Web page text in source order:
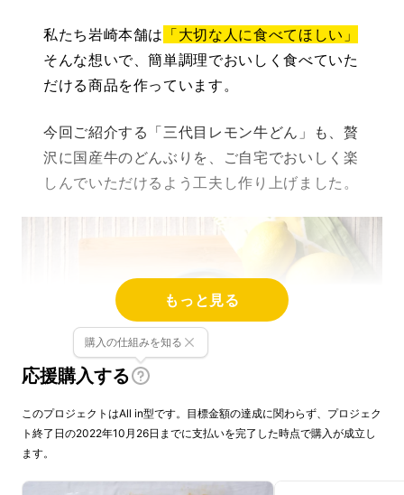
私たち岩崎本舗は 「大切な人に食べてほしい」
そんな想いで、簡単調理でおいしく食べていた
だける商品を作っています。
今回ご紹介する「三代目レモン牛どん」も、贅
沢に国産牛のどんぶりを、ご自宅でおいしく楽
しんでいただけるよう工夫し作り上げました。
もっと見る
応援購入する
購入の仕組みを知る
このプロジェクトはAll in型です。目標金額の達成に関わらず、プロジェク
ト終了日の2022年10月26日までに支払いを完了した時点で購入が成立し
ます。